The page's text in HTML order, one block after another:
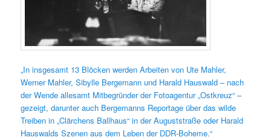
„In insgesamt 13 Blöcken werden Ar­beiten von Ute Mahler,
Werner Mahler, Sibylle Bergemann und Harald Hauswald – nach
der Wende allesamt Mitbegrün­der der Fotoagentur „Ostkreuz“ –
gezeigt, darunter auch Bergemanns Reportage über das wilde
Treiben in „Clärchens Ballhaus“ in der Auguststraße oder Harald
Hauswalds Szenen aus dem Leben der DDR-Boheme.“